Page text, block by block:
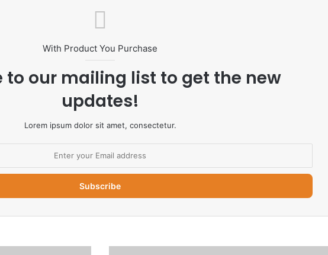
With Product You Purchase
to our mailing list to get the new
updates!
Lorem ipsum dolor sit amet, consectetur.